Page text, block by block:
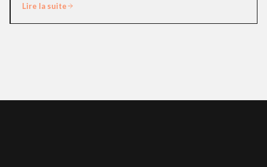
Lire la suite